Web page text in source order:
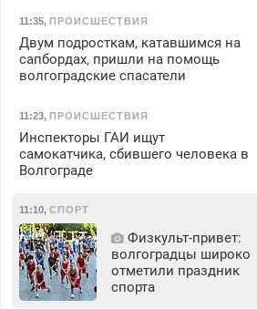
11:35, ПРОИСШЕСТВИЯ
Двум подросткам, катавшимся на
сапбордах, пришли на помощь
волгоградские спасатели
11:23, ПРОИСШЕСТВИЯ
Инспекторы ГАИ ищут
самокатчика, сбившего человека в
Волгограде
11:10, СПОРТ
Физкульт‑привет:
волгоградцы широко
отметили праздник
спорта